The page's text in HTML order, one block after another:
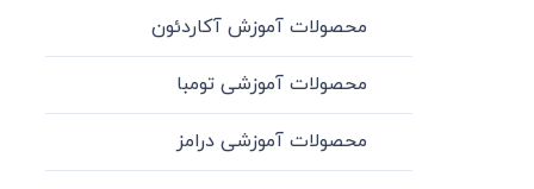
محصولات آموزش آکاردئون
محصولات آموزشی تومبا
محصولات آموزشی درامز